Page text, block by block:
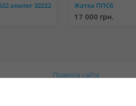
аналог 32222 Жатка ППС6
17 000 грн.
Правила сайта